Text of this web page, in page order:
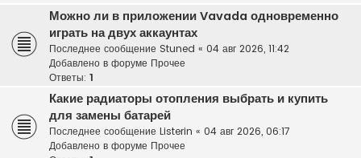
Можно ли в приложении Vavada одновременно
играть на двух аккаунтах
Последнее сообщение Stuned « 04 авг 2026, 11:42
Добавлено в форуме Прочее
Ответы: 1
Какие радиаторы отопления выбрать и купить
для замены батарей
Последнее сообщение Listerin « 04 авг 2026, 06:17
Добавлено в форуме Прочее